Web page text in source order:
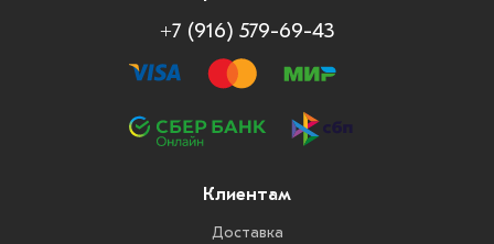
+7 (916) 579-69-43
Клиентам
Доставка